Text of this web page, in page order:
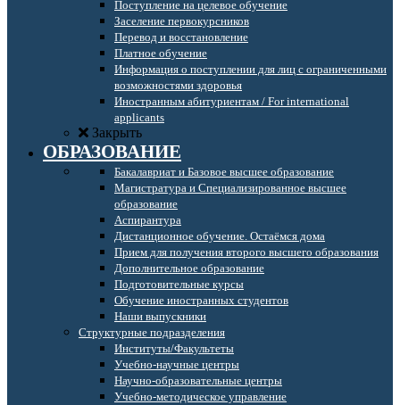
Поступление на целевое обучение
Заселение первокурсников
Перевод и восстановление
Платное обучение
Информация о поступлении для лиц с ограниченными
возможностями здоровья
Иностранным абитуриентам / For international
applicants
Закрыть
ОБРАЗОВАНИЕ
Бакалавриат и Базовое высшее образование
Магистратура и Специализированное высшее
образование
Аспирантура
Дистанционное обучение. Остаёмся дома
Прием для получения второго высшего образования
Дополнительное образование
Подготовительные курсы
Обучение иностранных студентов
Наши выпускники
Структурные подразделения
Институты/Факультеты
Учебно-научные центры
Научно-образовательные центры
Учебно-методическое управление